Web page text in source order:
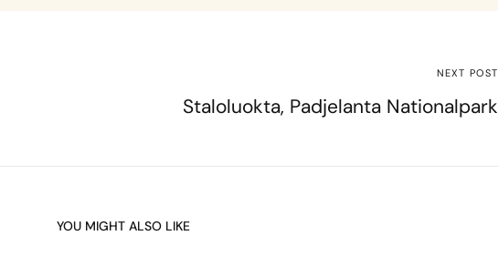
NEXT POST
Staloluokta, Padjelanta Nationalpark
YOU MIGHT ALSO LIKE